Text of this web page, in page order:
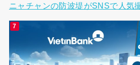
ニャチャンの防波堤がSNSで人気